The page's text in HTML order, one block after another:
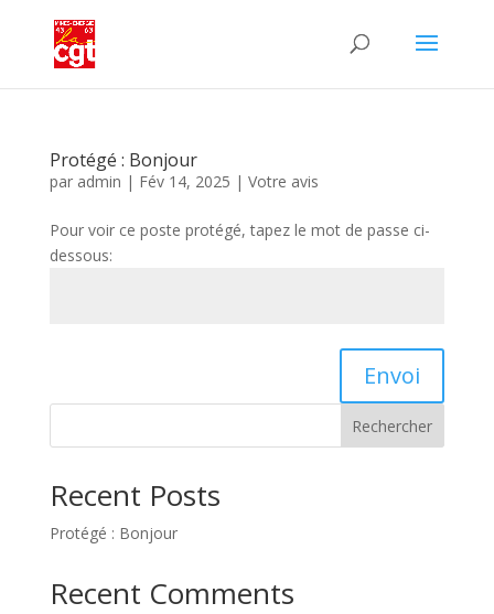
Protégé : Bonjour
par admin | Fév 14, 2025 | Votre avis
Pour voir ce poste protégé, tapez le mot de passe ci-
dessous:
Envoi
Rechercher
Recent Posts
Protégé : Bonjour
Recent Comments